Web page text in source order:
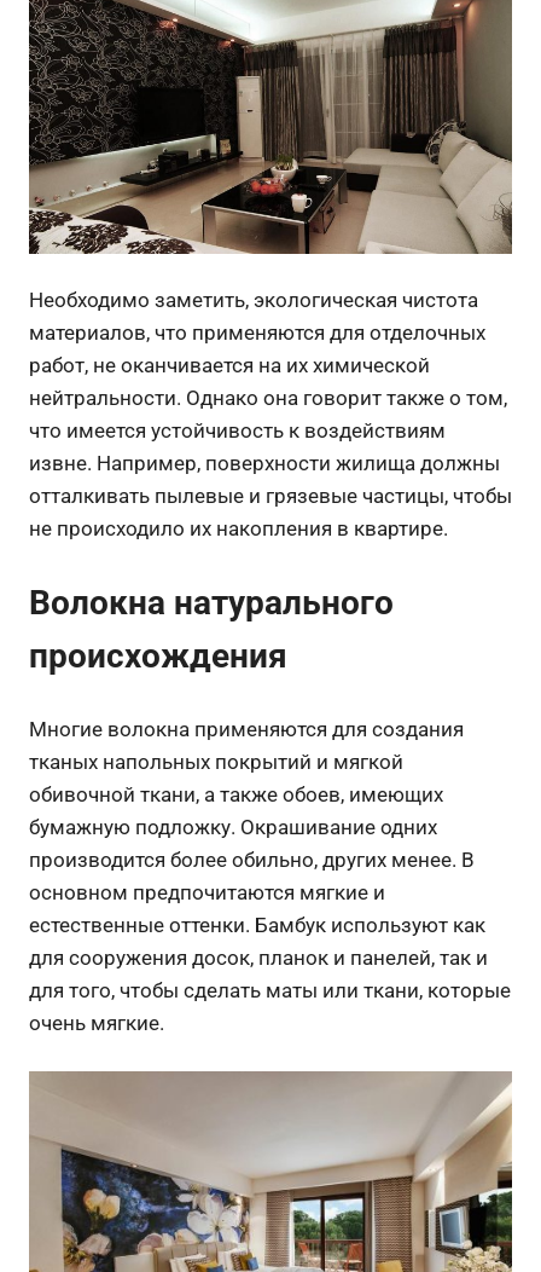
Необходимо заметить, экологическая чистота
материалов, что применяются для отделочных
работ, не оканчивается на их химической
нейтральности. Однако она говорит также о том,
что имеется устойчивость к воздействиям
извне. Например, поверхности жилища должны
отталкивать пылевые и грязевые частицы, чтобы
не происходило их накопления в квартире.
Волокна натурального
происхождения
Многие волокна применяются для создания
тканых напольных покрытий и мягкой
обивочной ткани, а также обоев, имеющих
бумажную подложку. Окрашивание одних
производится более обильно, других менее. В
основном предпочитаются мягкие и
естественные оттенки. Бамбук используют как
для сооружения досок, планок и панелей, так и
для того, чтобы сделать маты или ткани, которые
очень мягкие.